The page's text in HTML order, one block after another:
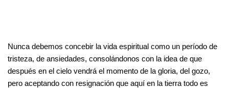
Nunca debemos concebir la vida espiritual como un período de
tristeza, de ansiedades, consolándonos con la idea de que
después en el cielo vendrá el momento de la gloria, del gozo,
pero aceptando con resignación que aquí en la tierra todo es